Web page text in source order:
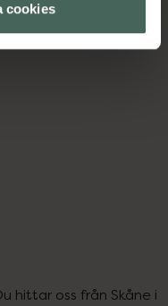
cookies
hittar oss från Skåne i